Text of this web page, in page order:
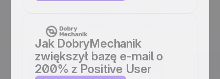
Jak DobryMechanik
zwiększył bazę e-mail o
200% z Positive User